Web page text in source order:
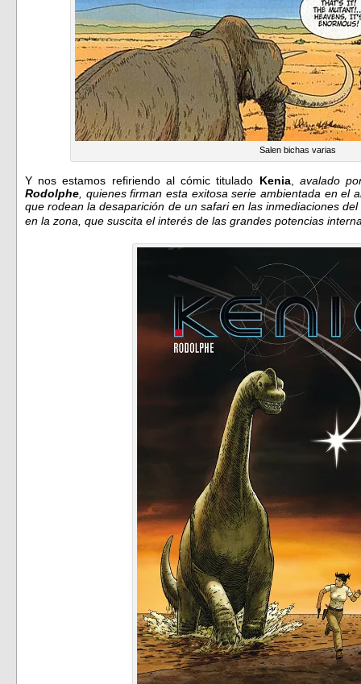
Salen bichas varias
Y nos estamos refiriendo al cómic titulado Kenia, avalado
Rodolphe , quienes firman esta exitosa serie ambientada en el
que rodean la desaparición de un safari en las inmediaciones
en la zona, que suscita el interés de las grandes potencias